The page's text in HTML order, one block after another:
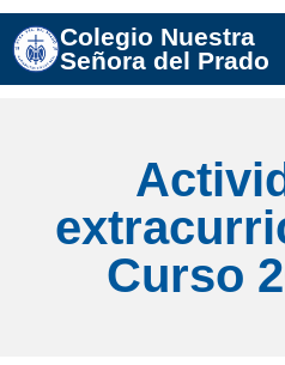
Colegio Nuestra
Señora del Prado
Curso